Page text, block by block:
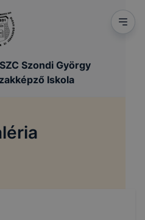
Szondi György
Iskola